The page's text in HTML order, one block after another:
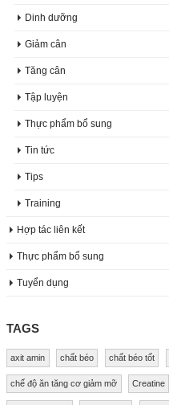
Dinh dưỡng
Giảm cân
Tăng cân
Tập luyện
Thực phẩm bổ sung
Tin tức
Tips
Training
Hợp tác liên kết
Thực phẩm bổ sung
Tuyển dụng
TAGS
axit amin chất béo chất béo tốt
chế độ ăn tăng cơ giảm mỡ Creatine